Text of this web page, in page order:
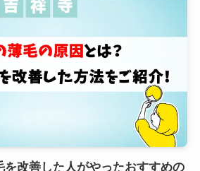
を改善した人がやったおすすめの